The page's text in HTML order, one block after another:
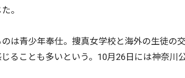
。
は青少年奉仕。捜真女学校と海外の生徒の
ることも多いという。10月26日には神奈川